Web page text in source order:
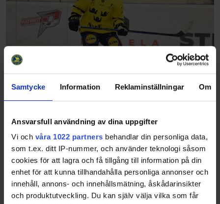
Samtycke Information Reklaminställningar Om
Ansvarsfull användning av dina uppgifter
Vi och våra 1022 partners behandlar din personliga data,
som t.ex. ditt IP-nummer, och använder teknologi såsom
cookies för att lagra och få tillgång till information på din
enhet för att kunna tillhandahålla personliga annonser och
innehåll, annons- och innehållsmätning, åskådarinsikter
och produktutveckling. Du kan själv välja vilka som får
Så följer du våra landslag i veckan
Datum & tid Hemmalag Bortalag Stats Streaming 15 april
19.00 Schweiz Team 19 herr Stats SHTV 16 april 15.00 Team
17 herr Slovakien Stats SHTV 16 april 17.00 Slovakien Te…
Share FacebookTwitterEmail Print